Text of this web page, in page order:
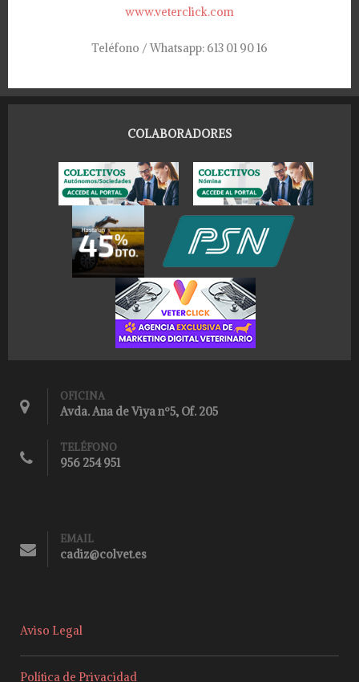
www.veterclick.com
Teléfono / Whatsapp: 613 01 90 16
COLABORADORES
OFICINA
Avda. Ana de Viya nº5, Of. 205
TELÉFONO
956 254 951
EMAIL
cadiz@colvet.es
Aviso Legal
Política de Privacidad